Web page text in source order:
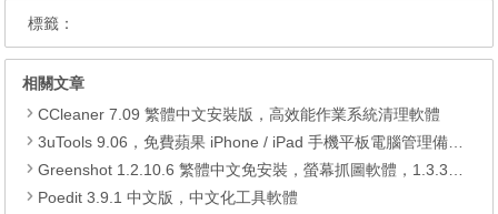
標籤：
相關文章
CCleaner 7.09 繁體中文安裝版，高效能作業系統清理軟體
3uTools 9.06，免費蘋果 iPhone / iPad 手機平板電腦管理備份還原軟體
Greenshot 1.2.10.6 繁體中文免安裝，螢幕抓圖軟體，1.3.315 安裝版
Poedit 3.9.1 中文版，中文化工具軟體